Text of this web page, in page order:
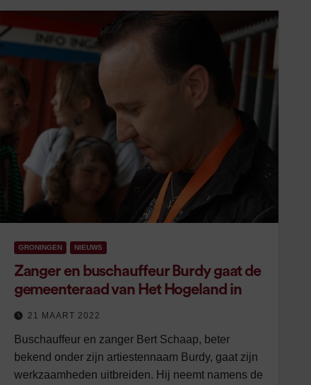
GRONINGEN NIEUWS
Zanger en buschauffeur Burdy gaat de
gemeenteraad van Het Hogeland in
21 MAART 2022
Buschauffeur en zanger Bert Schaap, beter
bekend onder zijn artiestennaam Burdy, gaat zijn
werkzaamheden uitbreiden. Hij neemt namens de